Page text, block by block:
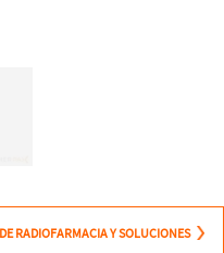
RADIOFARMACIA Y SOLUCIONES